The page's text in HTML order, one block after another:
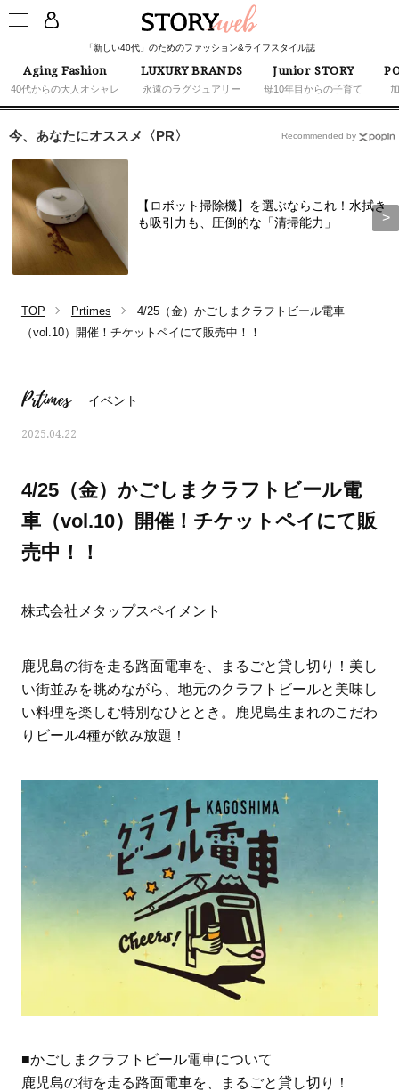
「新しい40代」のためのファッション&ライフスタイル誌
Aging Fashion
40代からの大人オシャレ
LUXURY BRANDS
永遠のラグジュアリー
Junior STORY
母10年目からの子育て
すす
ママとパパに贈る「ジェンダーレ
ス学」
人気の40代髪型・ヘア
タログ
今、あなたにオススメ〈PR〉
【ロボット掃除機】を選ぶならこれ！水拭き
も吸引力も、圧倒的な「清掃能力」
Recommended by
TOP Prtimes
4/25（金）かごしまクラフトビール電車
（vol.10）開催！チケットペイにて販売中！！
Prtimes イベント
2025.04.22
4/25（金）かごしまクラフトビール電
車（vol.10）開催！チケットペイにて販
売中！！
株式会社メタップスペイメント
鹿児島の街を走る路面電車を、まるごと貸し切り！美し
い街並みを眺めながら、地元のクラフトビールと美味し
い料理を楽しむ特別なひととき。鹿児島生まれのこだわ
りビール4種が飲み放題！
■かごしまクラフトビール電車について
鹿児島の街を走る路面電車を、まるごと貸し切り！